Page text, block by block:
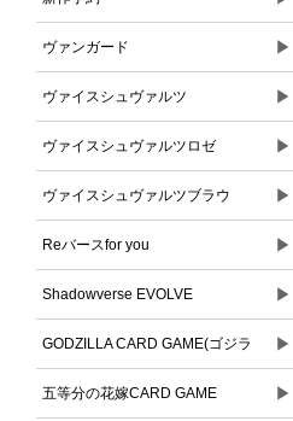
ヴァンガード ▶
ヴァイスシュヴァルツ ▶
ヴァイスシュヴァルツロゼ ▶
ヴァイスシュヴァルツブラウ ▶
Reバースfor you ▶
Shadowverse EVOLVE ▶
GODZILLA CARD GAME(ゴジラ
カードゲーム)
▶
五等分の花嫁CARD GAME ▶